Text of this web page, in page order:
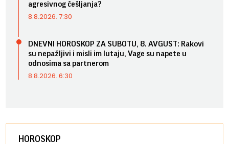
agresivnog češljanja?
8.8.2026. 7:30
DNEVNI HOROSKOP ZA SUBOTU, 8. AVGUST: Rakovi
su nepažljivi i misli im lutaju, Vage su napete u
odnosima sa partnerom
8.8.2026. 6:30
HOROSKOP